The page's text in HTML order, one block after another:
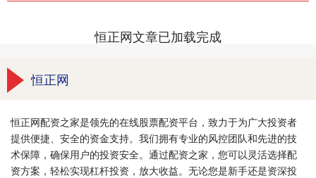
恒正网文章已加载完成
恒正网
恒正网配资之家是领先的在线股票配资平台，致力于为广大投资者
提供便捷、安全的资金支持。我们拥有专业的风控团队和先进的技
术保障，确保用户的投资安全。通过配资之家，您可以灵活选择配
资方案，轻松实现杠杆投资，放大收益。无论您是新手还是资深投